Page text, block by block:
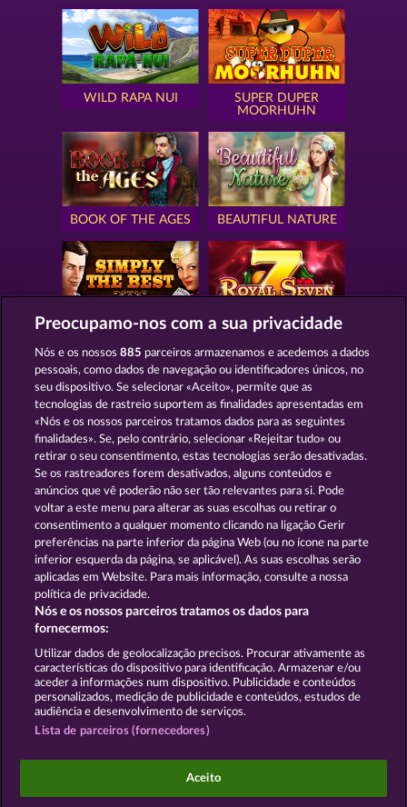
WILD RAPA NUI
SUPER DUPER
MOORHUHN
BOOK OF THE AGES BEAUTIFUL NATURE
SIMPLY THE BEST ROYAL SEVEN
GOLDEN EI OF
MOORHUHN
FOREVER
DIAMONDS
Mostrar todos os jogos
Termos e Condições
Declaração de Privacidade Marca
Empresa Perguntas frequentes Facebook
Enviar pedido de rescisão
Os jogos do Casino social destinam-se apenas a fins
de entretenimento e não têm qualquer influência
Preocupamo-nos com a sua privacidade
Nós e os nossos885 parceiros armazenamos e acedemos a dados
pessoais, como dados de navegação ou identificadores únicos, no
seu dispositivo. Se selecionar «Aceito», permite que as
tecnologias de rastreio suportem as finalidades apresentadas em
«Nós e os nossos parceiros tratamos dados para as seguintes
finalidades». Se, pelo contrário, selecionar «Rejeitar tudo» ou
retirar o seu consentimento, estas tecnologias serão desativadas.
Se os rastreadores forem desativados, alguns conteúdos e
anúncios que vê poderão não ser tão relevantes para si. Pode
voltar a este menu para alterar as suas escolhas ou retirar o
consentimento a qualquer momento clicando na ligação Gerir
preferências na parte inferior da página Web (ou no ícone na parte
inferior esquerda da página, se aplicável). As suas escolhas serão
aplicadas em Website. Para mais informação, consulte a nossa
política de privacidade.
Nós e os nossos parceiros tratamos os dados para
fornecermos:
Utilizar dados de geolocalização precisos. Procurar ativamente as
características do dispositivo para identificação. Armazenar e/ou
aceder a informações num dispositivo. Publicidade e conteúdos
personalizados, medição de publicidade e conteúdos, estudos de
audiência e desenvolvimento de serviços.
Lista de parceiros (fornecedores)
Aceito